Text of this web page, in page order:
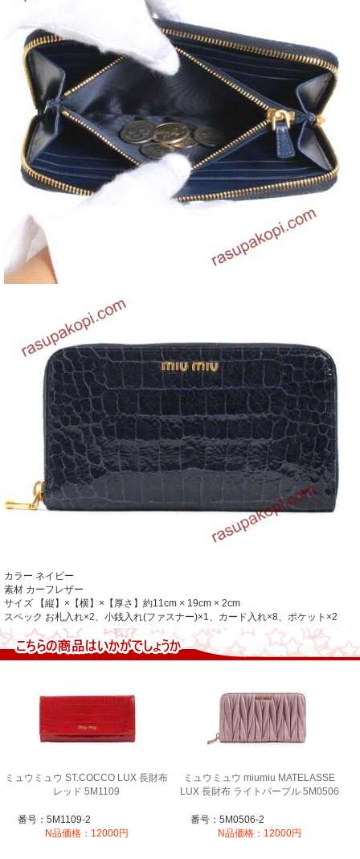
カラー ネイビー
素材 カーフレザー
サイズ 【縦】×【横】×【厚さ】約11cm × 19cm × 2cm
スペック お札入れ×2、小銭入れ(ファスナー)×1、カード入れ×8、ポケット×2
ミュウミュウ ST.COCCO LUX 長財布
レッド 5M1109
番号：5M1109-2
N品価格：12000円
ミュウミュウ miumiu MATELASSE
LUX 長財布 ライトパープル 5M0506
番号：5M0506-2
N品価格：12000円